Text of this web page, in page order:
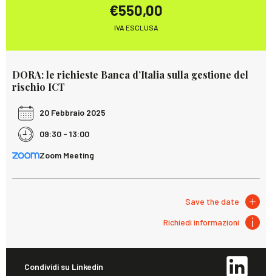
€550,00
IVA ESCLUSA
DORA: le richieste Banca d’Italia sulla gestione del
rischio ICT
20 Febbraio 2025
09:30 - 13:00
Zoom Meeting
Save the date
Richiedi informazioni
Condividi su Linkedin